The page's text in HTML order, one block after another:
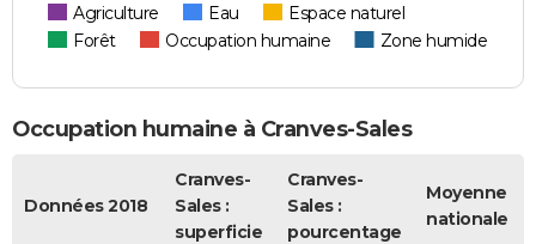
Agriculture Eau
Espace naturel
Forêt
Occupation humaine Zone humide
Occupation humaine à Cranves-Sales
Données 2018
Cranves-
Sales :
superficie
Cranves-
Sales :
pourcentage
Moyenne
nationale